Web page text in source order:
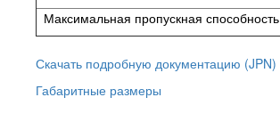
Максимальная пропускная способность
Скачать подробную документацию (JPN)
Габаритные размеры